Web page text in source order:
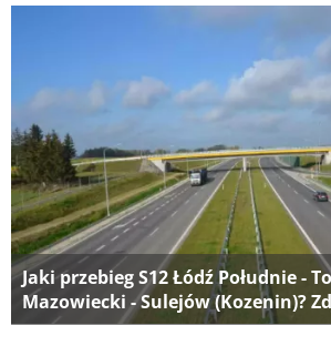
Jaki przebieg S12 Łódź Południe -
Mazowiecki - Sulejów (Kozenin)?